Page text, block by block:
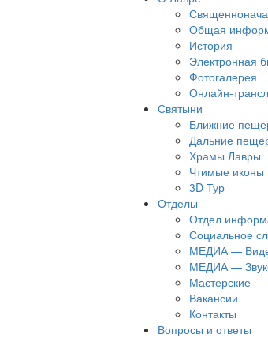
Общая
История
Электронная
Фотогалерея
Онлайн-
Святыни
Ближние
Дальние
Храмы Лавры
Чтимые иконы
3D Тур
Отделы
Отдел
Социальное
МЕДИА —
МЕДИА —
Мастерские
Вакансии
Контакты
Вопросы и ответы